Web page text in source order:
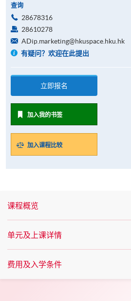
查询
28678316
28610278
ADip.marketing@hkuspace.hku.hk
有疑问？欢迎在此提出
立即报名
加入我的书签
加入课程比较
课程概览
单元及上课详情
费用及入学条件